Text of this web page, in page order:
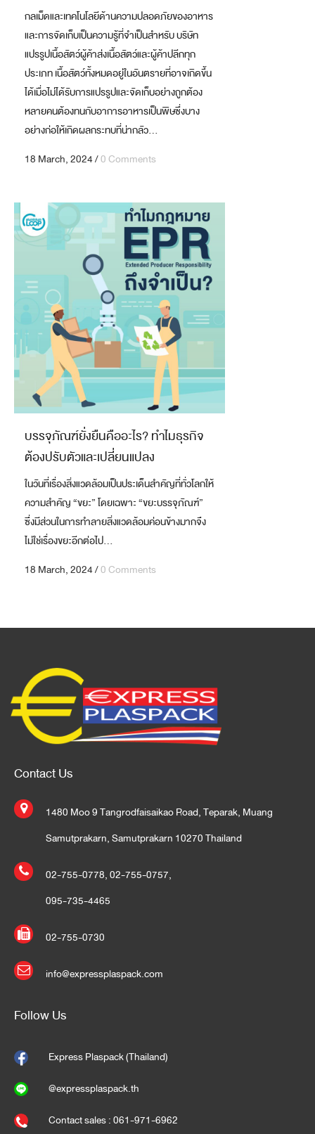
กลเม็ดและเทคโนโลยีด้านความปลอดภัยของอาหาร
และการจัดเก็บเป็นความรู้ที่จำเป็นสำหรับ บริษัท
แปรรูปเนื้อสัตว์ผู้ค้าส่งเนื้อสัตว์และผู้ค้าปลีกทุก
ประเภท เนื้อสัตว์ทั้งหมดอยู่ในอันตรายที่อาจเกิดขึ้น
ได้เมื่อไม่ได้รับการแปรรูปและจัดเก็บอย่างถูกต้อง
หลายคนต้องทนกับอาการอาหารเป็นพิษซึ่งบาง
อย่างก่อให้เกิดผลกระทบที่น่ากลัว...
18 March, 2024/0 Comments
บรรจุภัณฑ์ยั่งยืนคืออะไร? ทำไมธุรกิจ
ต้องปรับตัวและเปลี่ยนแปลง
ในวันที่เรื่องสิ่งแวดล้อมเป็นประเด็นสำคัญที่ทั่วโลกให้
ความสำคัญ “ขยะ” โดยเฉพาะ “ขยะบรรจุภัณฑ์”
ซึ่งมีส่วนในการทำลายสิ่งแวดล้อมค่อนข้างมากจึง
ไม่ใช่เรื่องขยะอีกต่อไป...
18 March, 2024/0 Comments
Contact Us
1480 Moo 9 Tangrodfaisaikao Road, Teparak, Muang
Samutprakarn, Samutprakarn 10270 Thailand
02-755-0778,02-755-0757,
095-735-4465
02-755-0730
info@expressplaspack.com
Follow Us
Express Plaspack (Thailand)
@expressplaspack.th
Contact sales : 061-971-6962